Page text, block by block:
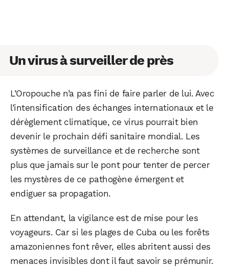
Un virus à surveiller de près
L’Oropouche n’a pas fini de faire parler de lui. Avec
l’intensification des échanges internationaux et le
dérèglement climatique, ce virus pourrait bien
devenir le prochain défi sanitaire mondial. Les
systèmes de surveillance et de recherche sont
plus que jamais sur le pont pour tenter de percer
les mystères de ce pathogène émergent et
endiguer sa propagation.
En attendant, la vigilance est de mise pour les
voyageurs. Car si les plages de Cuba ou les forêts
amazoniennes font rêver, elles abritent aussi des
menaces invisibles dont il faut savoir se prémunir.